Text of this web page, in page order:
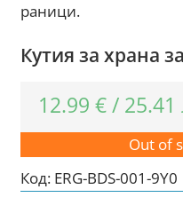
раници.
Кутия за храна
12.99€ / 25.41
Out of
Код: ERG-BDS-001-9Y0